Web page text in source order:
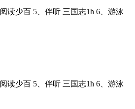
读少百 5、伴听 三国志1h 6、游泳
读少百 5、伴听 三国志1h 6、游泳